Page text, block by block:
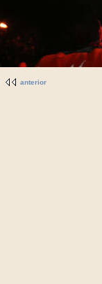
anterior